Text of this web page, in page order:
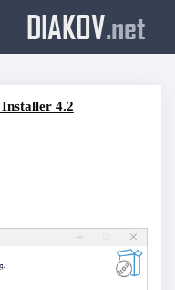
DIAKOV.net
4.2